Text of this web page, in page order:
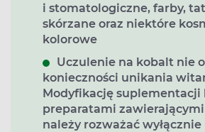
i stomatologiczne, farby,
skórzane oraz niektóre
kolorowe
Uczulenie na kobalt nie
konieczności unikania
Modyfikację suplementacji
preparatami
należy rozważać